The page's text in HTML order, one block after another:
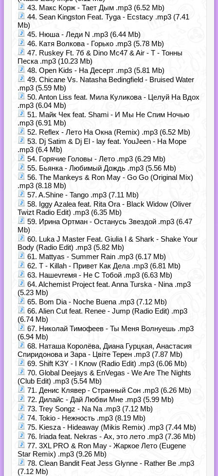
43. Макс Корж - Тает Дым .mp3 (6.52 Mb)
44. Sean Kingston Feat. Tyga - Ecstacy .mp3 (7.41
Mb)
45. Нюша - Леди N .mp3 (6.44 Mb)
46. Катя Волкова - Горько .mp3 (5.78 Mb)
47. Ruskey Ft. 7б & Dino Mc47 & Air - T - Тонны
Песка .mp3 (10.23 Mb)
48. Open Kids - На Десерт .mp3 (5.81 Mb)
49. Chicane Vs. Natasha Bedingfield - Bruised Water
.mp3 (5.59 Mb)
50. Anton Liss feat. Мила Куликова - Целуй На Вдох
.mp3 (6.04 Mb)
51. Майк Чек feat. Shami - И Мы Не Спим Ночью
.mp3 (6.91 Mb)
52. Reflex - Лето На Окна (Remix) .mp3 (6.52 Mb)
53. Dj Satim & Dj El - lay feat. YouJeen - На Море
.mp3 (6.4 Mb)
54. Горячие Головы - Лето .mp3 (6.29 Mb)
55. Бьянка - Любимый Дождь .mp3 (5.56 Mb)
56. The Mankeys & Ron May - Go Go (Original Mix)
.mp3 (8.18 Mb)
57. A.Shine - Tango .mp3 (7.11 Mb)
58. Iggy Azalea feat. Rita Ora - Black Widow (Oliver
Twizt Radio Edit) .mp3 (6.35 Mb)
59. Ирина Ортман - Останусь Звездой .mp3 (6.47
Mb)
60. Luka J Master Feat. Giulia I & Shark - Shake Your
Body (Radio Edit) .mp3 (5.82 Mb)
61. Mattyas - Summer Rain .mp3 (6.17 Mb)
62. T - Killah - Привет Как Дела .mp3 (6.81 Mb)
63. Нашеvrемя - Не С Тобой .mp3 (6.63 Mb)
64. Alchemist Project feat. Anna Turska - Nina .mp3
(5.23 Mb)
65. Bom Dia - Noche Buena .mp3 (7.12 Mb)
66. Alien Cut feat. Renee - Jump (Radio Edit) .mp3
(6.74 Mb)
67. Николай Тимофеев - Ты Меня Волнуешь .mp3
(6.94 Mb)
68. Наташа Королёва, Диана Гурцкая, Анастасия
Спиридонова и Зара - Цвiте Терен .mp3 (7.87 Mb)
69. Shift K3Y - I Know (Radio Edit) .mp3 (6.06 Mb)
70. Global Deejays & EnVegas - We Are The Nights
(Club Edit) .mp3 (5.54 Mb)
71. Денис Клявер - Странный Сон .mp3 (6.26 Mb)
72. Дилайс - Дай Любви Мне .mp3 (5.99 Mb)
73. Trey Songz - Na Na .mp3 (7.12 Mb)
74. Tokio - Нежность .mp3 (8.19 Mb)
75. Kiesza - Hideaway (Mikis Remix) .mp3 (7.44 Mb)
76. Iriada feat. Nekras - Ах, это лето .mp3 (7.36 Mb)
77. 3XL PRO & Ron May - Жаркое Лето (Eugene
Star Remix) .mp3 (9.26 Mb)
78. Clean Bandit Feat Jess Glynne - Rather Be .mp3
(7.12 Mb)